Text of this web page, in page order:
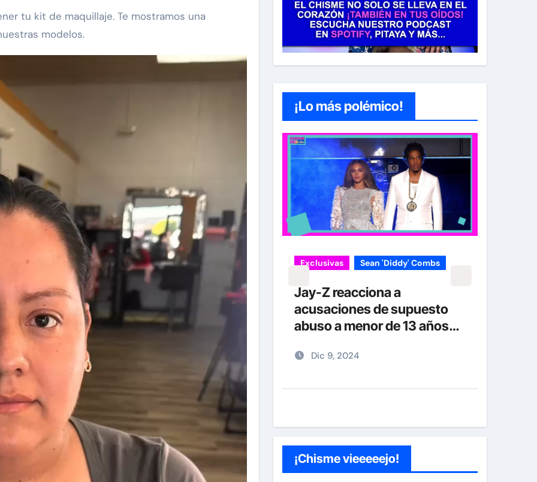
modelos.
¡Lo más polémico!
de
carolina Sandoval Exclusivas
¡EXCLUSIVA! Revelamos la
verdad detrás del divorcio de
Carolina Sandoval y Nick
Hernández
Exclusivas Sean 'Diddy' Combs
Jay-Z reacciona a
acusaciones de supuesto
abuso a menor de 13 años
plena fiesta
Dic 9, 2024
¡Chisme vieeeeejo!